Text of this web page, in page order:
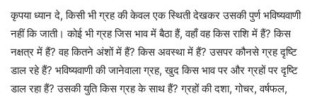
कृपया ध्यान दे, किसी भी ग्रह की केवल एक स्थिती देखकर उसकी पुर्ण भविष्यवाणी
नहीं कि जाती। कोई भी ग्रह जिस भाव में बैठा हैं, वहाँ वह किस राशि में हैं? किस
नक्षत्र में हैं? वह कितने अंशों में हैं? किस अवस्था में हैं? उसपर कौनसे ग्रह दृष्टि
डाल रहे हैं? भविष्यवाणी की जानेवाला ग्रह, खुद किस भाव पर और ग्रहों पर दृष्टि
डाल रहा हैं? उसकी युति किस ग्रह के साथ हैं? ग्रहों की दशा, गोचर, वर्षफल,